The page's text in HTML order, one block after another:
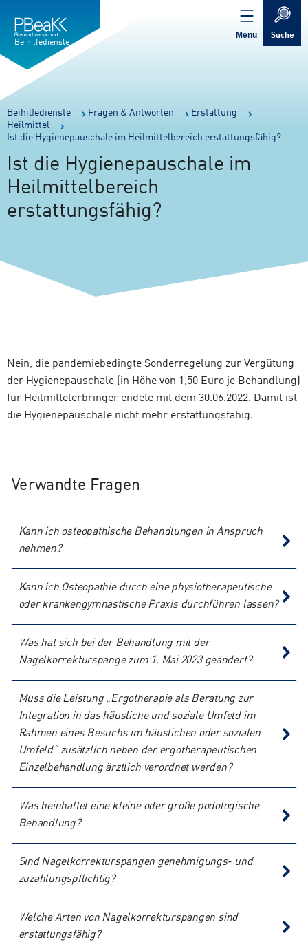
springen
springen
Verweis
zur
Startseite
Beihilfedienste
Menü Suche
Sie
sind
Beihilfedienste Fragen & Antworten
Erstattung
Heilmittel
Ist die Hygienepauschale im Heilmittelbereich erstattungsfähig?
Ist die Hygienepauschale im
Heilmittelbereich
erstattungsfähig?
Nein, die pandemiebedingte Sonderregelung zur Vergütung
der Hygienepauschale (in Höhe von 1,50 Euro je Behandlung)
für Heilmittelerbringer endete mit dem 30.06.2022. Damit ist
die Hygienepauschale nicht mehr erstattungsfähig.
Verwandte Fragen
Kann ich osteopathische Behandlungen in Anspruch
nehmen?
Kann ich Osteopathie durch eine physiotherapeutische
oder krankengymnastische Praxis durchführen lassen?
Was hat sich bei der Behandlung mit der
Nagelkorrekturspange zum 1. Mai 2023 geändert?
Muss die Leistung „Ergotherapie als Beratung zur
Integration in das häusliche und soziale Umfeld im
Rahmen eines Besuchs im häuslichen oder sozialen
Umfeld“ zusätzlich neben der ergotherapeutischen
Einzelbehandlung ärztlich verordnet werden?
Was beinhaltet eine kleine oder große podologische
Behandlung?
Sind Nagelkorrekturspangen genehmigungs- und
zuzahlungspflichtig?
Welche Arten von Nagelkorrekturspangen sind
erstattungsfähig?